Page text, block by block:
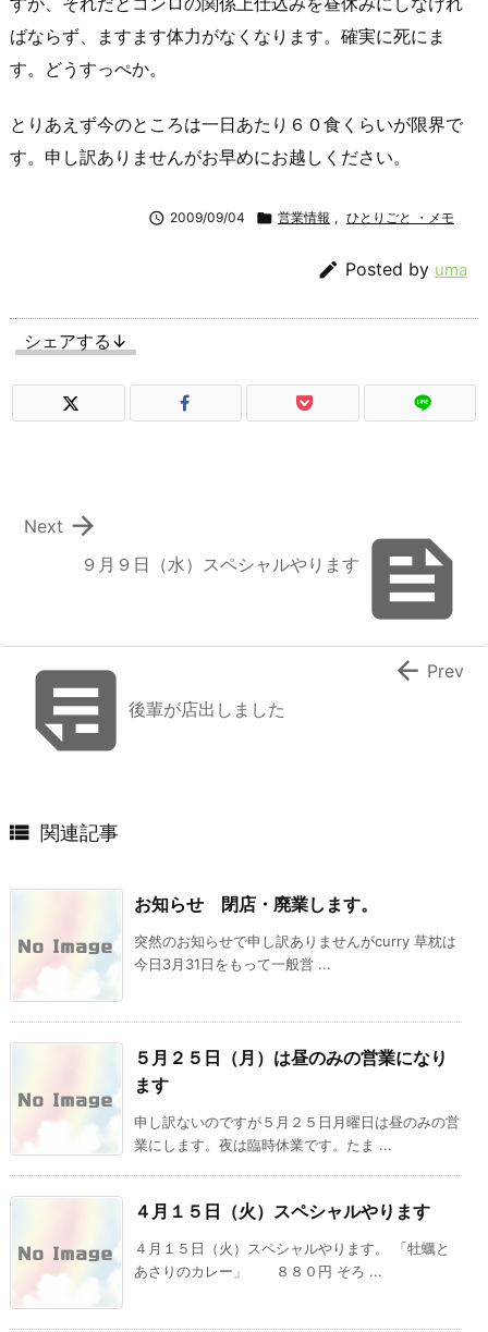
ばならず、ますます体力がなくなります。確実に死にま
す。どうすっぺか。
とりあえず今のところは一日あたり６０食くらいが限界で
す。申し訳ありませんがお早めにお越しください。
 2009/09/04  営業情報 , ひとりごと ・メモ
 Posted by uma
シェアする↓

９月９日（水）スペシャルやります

Next
後輩が店出しました
 Prev
 関連記事
お知らせ 閉店・廃業します。
突然のお知らせで申し訳ありませんがcurry 草枕は
今日3月31日をもって一般営 ...
５月２５日（月）は昼のみの営業になり
ます
申し訳ないのですが５月２５日月曜日は昼のみの営
業にします。夜は臨時休業です。たま ...
４月１５日（火）スペシャルやります
４月１５日（火）スペシャルやります。 「牡蠣と
あさりのカレー」 ８８０円 そろ ...